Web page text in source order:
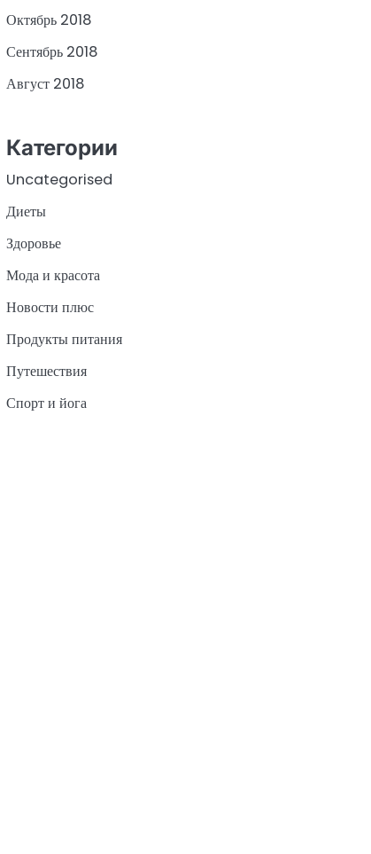
Октябрь 2018
Сентябрь 2018
Август 2018
Категории
Uncategorised
Диеты
Здоровье
Мода и красота
Новости плюс
Продукты питания
Путешествия
Спорт и йога